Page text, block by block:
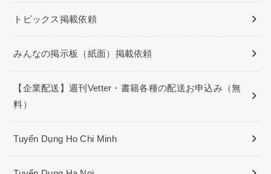
トピックス掲載依頼
みんなの掲示板（紙面）掲載依頼
【企業配送】週刊Vetter・書籍各種の配送お申込み（無
料）
Tuyển Dụng Ho Chi Minh